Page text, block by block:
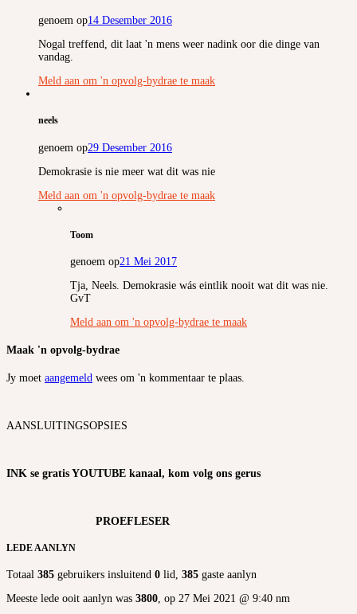
genoem op14 Desember 2016
Nogal treffend, dit laat 'n mens weer nadink oor die dinge van
vandag.
Meld aan om 'n opvolg-bydrae te maak
neels
genoem op29 Desember 2016
Demokrasie is nie meer wat dit was nie
Meld aan om 'n opvolg-bydrae te maak
Toom
genoem op21 Mei 2017
Tja, Neels. Demokrasie wás eintlik nooit wat dit was nie.
GvT
Meld aan om 'n opvolg-bydrae te maak
Maak 'n opvolg-bydrae
Jy moet aangemeld wees om 'n kommentaar te plaas.
AANSLUITINGSOPSIES
INK se gratis YOUTUBE kanaal, kom volg ons gerus
PROEFLESER
LEDE AANLYN
Totaal 385 gebruikers insluitend 0 lid, 385 gaste aanlyn
Meeste lede ooit aanlyn was 3800, op 27 Mei 2021 @ 9:40 nm